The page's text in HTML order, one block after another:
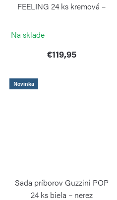
FEELING 24 ks kremová –
Na sklade
€119,95
Novinka
Sada príborov Guzzini POP
24 ks biela – nerez